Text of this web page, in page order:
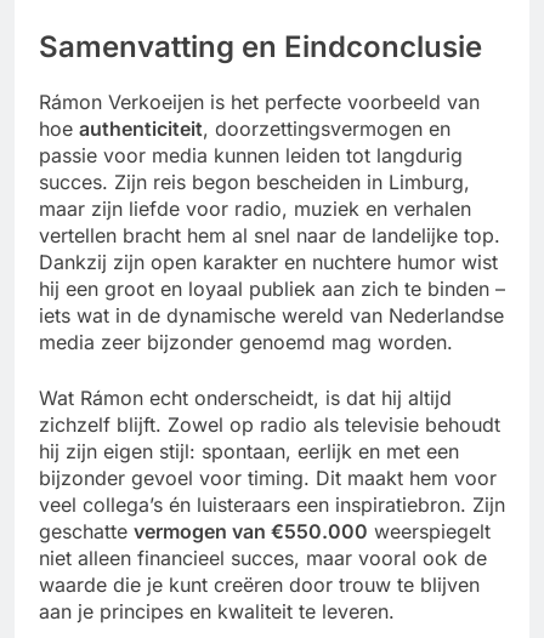
Samenvatting en Eindconclusie
Rámon Verkoeijen is het perfecte voorbeeld van
hoe authenticiteit, doorzettingsvermogen en
passie voor media kunnen leiden tot langdurig
succes. Zijn reis begon bescheiden in Limburg,
maar zijn liefde voor radio, muziek en verhalen
vertellen bracht hem al snel naar de landelijke top.
Dankzij zijn open karakter en nuchtere humor wist
hij een groot en loyaal publiek aan zich te binden –
iets wat in de dynamische wereld van Nederlandse
media zeer bijzonder genoemd mag worden.
Wat Rámon echt onderscheidt, is dat hij altijd
zichzelf blijft. Zowel op radio als televisie behoudt
hij zijn eigen stijl: spontaan, eerlijk en met een
bijzonder gevoel voor timing. Dit maakt hem voor
veel collega’s én luisteraars een inspiratiebron. Zijn
geschatte vermogen van €550.000 weerspiegelt
niet alleen financieel succes, maar vooral ook de
waarde die je kunt creëren door trouw te blijven
aan je principes en kwaliteit te leveren.